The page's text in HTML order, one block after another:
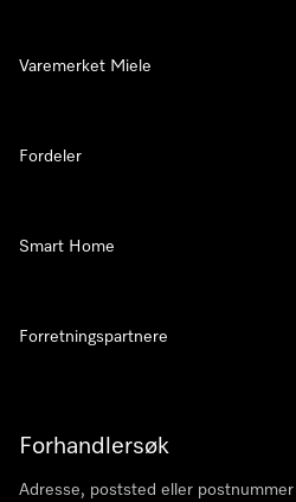
Forhandlersøk
Varemerket Miele
Fordeler
Smart Home
Forretningspartnere